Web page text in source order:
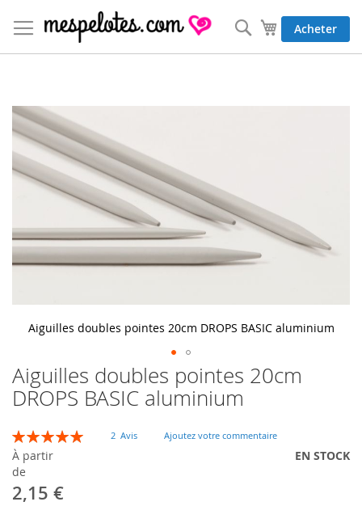
au
contenu
Mon panier
Acheter
Rechercher
Aiguilles doubles pointes 20cm
DROPS BASIC aluminium
Évaluation:
100
% of 100
2 Avis Ajoutez votre commentaire
À partir
de
2,15 €
EN STOCK
the
end
of
the
images
gallery
Aiguilles doubles pointes 20cm DROPS BASIC aluminium
Skip
to
the
of
the
images
gallery